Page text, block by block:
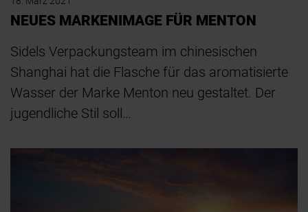
NEUES MARKENIMAGE FÜR MENTON
Sidels Verpackungsteam im chinesischen
Shanghai hat die Flasche für das aromatisierte
Wasser der Marke Menton neu gestaltet. Der
jugendliche Stil soll…